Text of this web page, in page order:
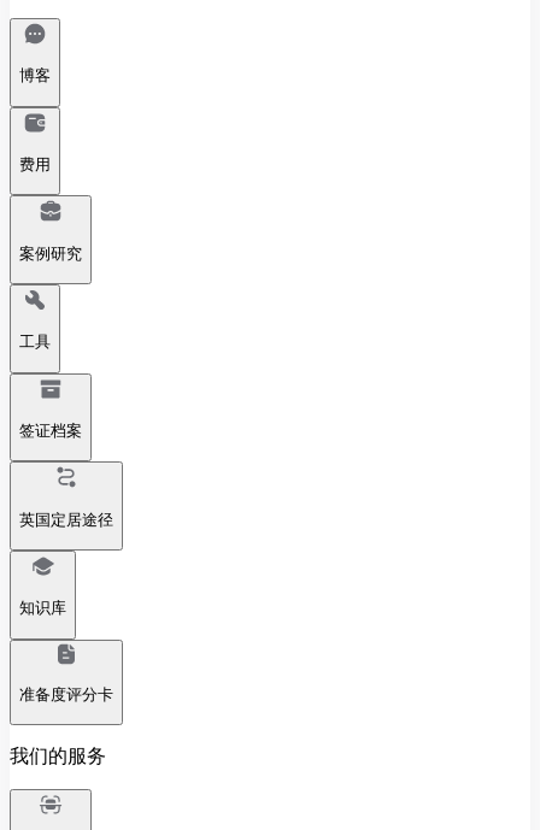
博客
费用
案例研究
工具
签证档案
英国定居途径
知识库
准备度评分卡
我们的服务